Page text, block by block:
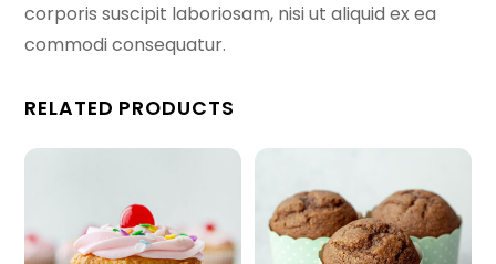
corporis suscipit laboriosam, nisi ut aliquid ex ea
commodi consequatur.
RELATED PRODUCTS